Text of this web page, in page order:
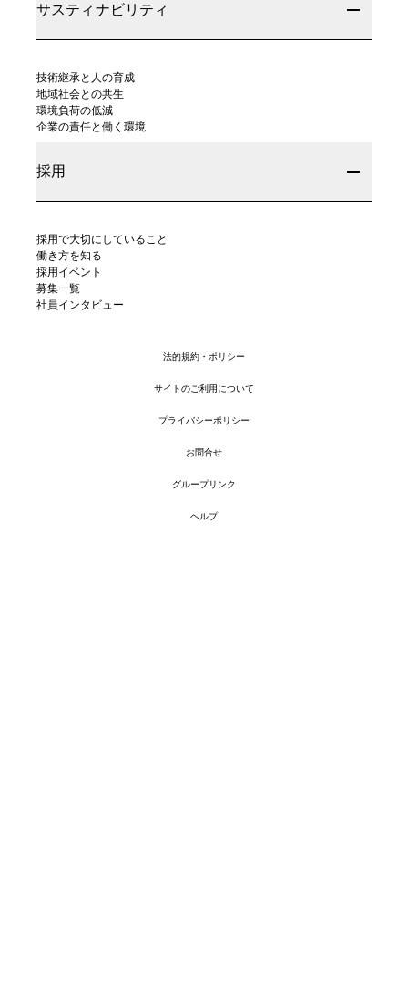
サスティナビリティ
技術継承と人の育成
地域社会との共生
環境負荷の低減
企業の責任と働く環境
採用
採用で大切にしていること
働き方を知る
採用イベント
募集一覧
社員インタビュー
法的規約・ポリシー
サイトのご利用について
プライバシーポリシー
お問合せ
グループリンク
ヘルプ